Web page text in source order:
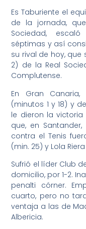
Es Taburiente el
de la jornada,
Sociedad,
séptimas y así
su rival de hoy,
2) de la Real
Complutense.
En Gran
(minutos 1 y 18) y
le dieron la victoria
que, en
contra el Tenis
(min. 25) y Lola
Sufrió el líder Club
domicilio, por 1-2.
penalti córner.
cuarto, pero no
ventaja a las de
Albericia.